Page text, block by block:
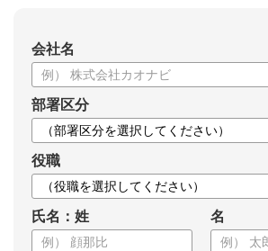
会社名
部署区分
役職
氏名：姓 名